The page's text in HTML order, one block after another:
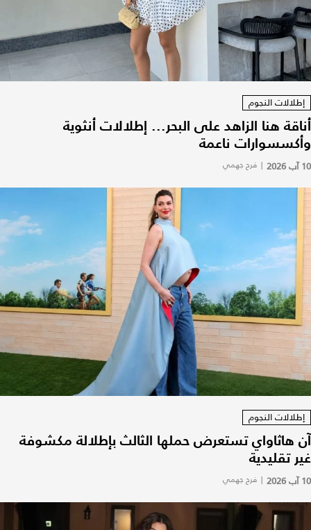
إطلالات النجوم
أناقة هنا الزاهد على البحر... إطلالات أنثوية
وأكسسوارات ناعمة
10 آب 2026 | فرح جهمي
إطلالات النجوم
آن هاثاواي تستعرض حملها الثالث بإطلالة مكشوفة
غير تقليدية
10 آب 2026 | فرح جهمي